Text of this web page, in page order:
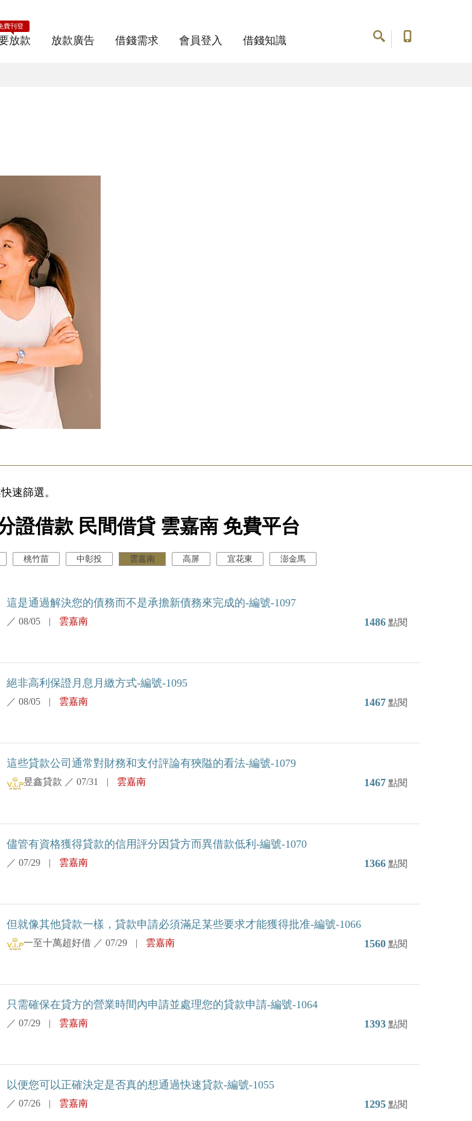
放款
費刊登
放款廣告 借錢需求 會員登入 借錢知識
速篩選。
證借款 民間借貸 雲嘉南 免費平台
桃竹苗 中彰投 雲嘉南 高屏 宜花東 澎金馬
這是通過解決您的債務而不是承擔新債務來完成的-編號-1097
／08/05 | 雲嘉南 1486 點閱
絕非高利保證月息月繳方式-編號-1095
／08/05 | 雲嘉南 1467 點閱
這些貸款公司通常對財務和支付評論有狹隘的看法-編號-1079
昱鑫貸款 ／07/31 | 雲嘉南 1467 點閱
儘管有資格獲得貸款的信用評分因貸方而異借款低利-編號-1070
／07/29 | 雲嘉南 1366 點閱
但就像其他貸款一樣，貸款申請必須滿足某些要求才能獲得批准-編號-1066
一至十萬超好借 ／07/29 | 雲嘉南 1560 點閱
只需確保在貸方的營業時間內申請並處理您的貸款申請-編號-1064
／07/29 | 雲嘉南 1393 點閱
以便您可以正確決定是否真的想通過快速貸款-編號-1055
／07/26 | 雲嘉南 1295 點閱